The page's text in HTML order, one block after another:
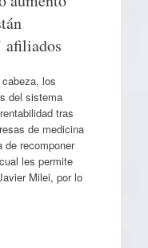
afiliados
los
del sistema
tras
de medicina
de recomponer
les permite
Milei, por lo